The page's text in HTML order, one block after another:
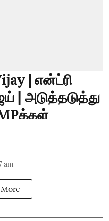
| என்ட்ரி
| அடுத்தடுத்து
am
More